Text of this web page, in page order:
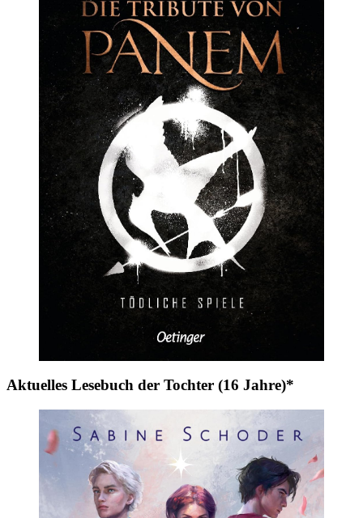
Aktuelles Lesebuch der Tochter (16 Jahre)*